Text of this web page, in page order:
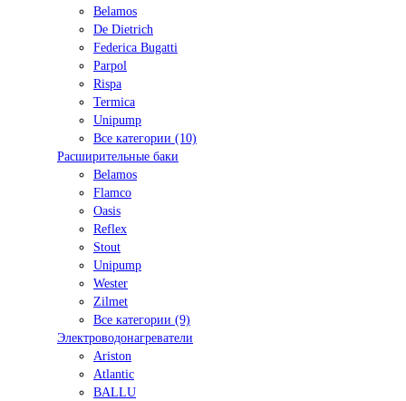
Belamos
De Dietrich
Federica Bugatti
Parpol
Rispa
Termica
Unipump
Все категории (10)
Расширительные баки
Belamos
Flamco
Oasis
Reflex
Stout
Unipump
Wester
Zilmet
Все категории (9)
Электроводонагреватели
Ariston
Atlantic
BALLU